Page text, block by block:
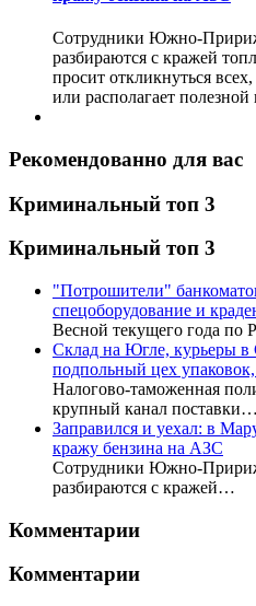
Сотрудники Южно-
разбираются с кражей
просит откликнуться
или располагает
Рекомендованно для вас
Криминальный топ 3
Криминальный топ 3
"Потрошители"
спецоборудование и
Весной текущего года по
Склад на Югле, курьеры
подпольный цех
Налогово-таможенная
крупный канал поставки…
Заправился и уехал: в
кражу бензина на АЗС
Сотрудники Южно-
разбираются с кражей…
Комментарии
Комментарии